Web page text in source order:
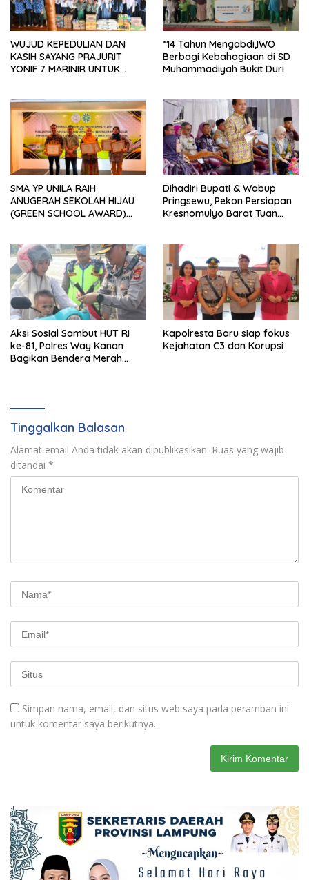
WUJUD KEPEDULIAN DAN
KASIH SAYANG PRAJURIT
YONIF 7 MARINIR UNTUK
*14 Tahun Mengabdi,IWO
Berbagi Kebahagiaan di SD
Muhammadiyah Bukit Duri
SMA YP UNILA RAIH
ANUGERAH SEKOLAH HIJAU
(GREEN SCHOOL AWARD)
Dihadiri Bupati & Wabup
Pringsewu, Pekon Persiapan
Kresnomulyo Barat Tuan
Aksi Sosial Sambut HUT RI
ke-81, Polres Way Kanan
Bagikan Bendera Merah
Kapolresta Baru siap fokus
Kejahatan C3 dan Korupsi
Tinggalkan Balasan
Alamat email Anda tidak akan dipublikasikan. Ruas yang wajib
ditandai *
Simpan nama, email, dan situs web saya pada peramban ini
untuk komentar saya berikutnya.